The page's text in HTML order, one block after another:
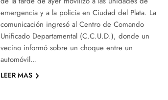
emergencia y a la policía en Ciudad del Plata. La
comunicación ingresó al Centro de Comando
Unificado Departamental (C.C.U.D.), donde un
vecino informó sobre un choque entre un
automóvil…
LEER MAS